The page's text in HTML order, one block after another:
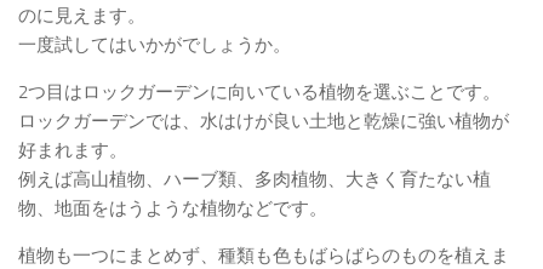
のに見えます。
一度試してはいかがでしょうか。
2つ目はロックガーデンに向いている植物を選ぶことです。
ロックガーデンでは、水はけが良い土地と乾燥に強い植物が
好まれます。
例えば高山植物、ハーブ類、多肉植物、大きく育たない植
物、地面をはうような植物などです。
植物も一つにまとめず、種類も色もばらばらのものを植えま